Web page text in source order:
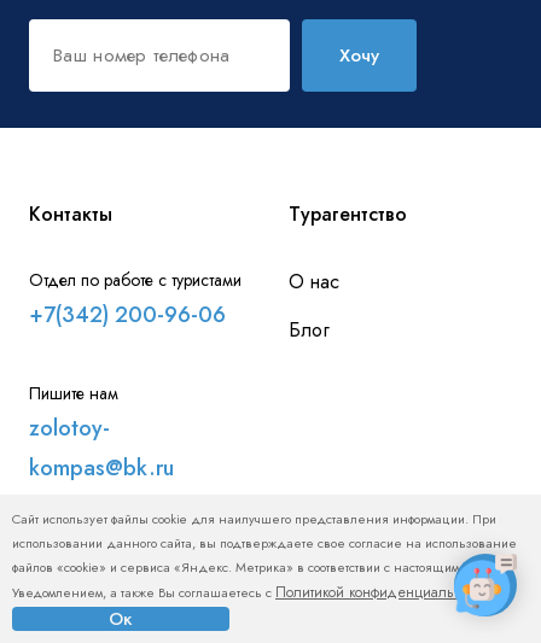
Хочу
Контакты
Отдел по работе с туристами
+7(342) 200-96-06
Пишите нам
zolotoy-
kompas@bk.ru
Турагентство
О нас
Блог
Для туристов
Скидки и Акции
Сайт использует файлы cookie для наилучшего представления информации. При
использовании данного сайта, вы подтверждаете свое согласие на использование
файлов «cookie» и сервиса «Яндекс. Метрика» в соответствии с настоящим
Уведомлением, а также Вы соглашаетесь с Политикой конфиденциальности.
Ок